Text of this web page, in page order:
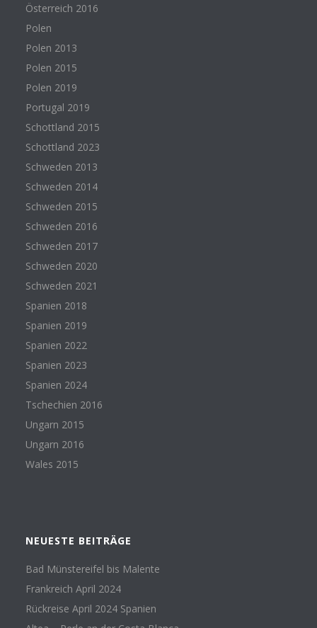
Österreich 2016
Polen
Polen 2013
Polen 2015
Polen 2019
Portugal 2019
Schottland 2015
Schottland 2023
Schweden 2013
Schweden 2014
Schweden 2015
Schweden 2016
Schweden 2017
Schweden 2020
Schweden 2021
Spanien 2018
Spanien 2019
Spanien 2022
Spanien 2023
Spanien 2024
Tschechien 2016
Ungarn 2015
Ungarn 2016
Wales 2015
NEUESTE BEITRÄGE
Bad Münstereifel bis Malente
Frankreich April 2024
Rückreise April 2024 Spanien